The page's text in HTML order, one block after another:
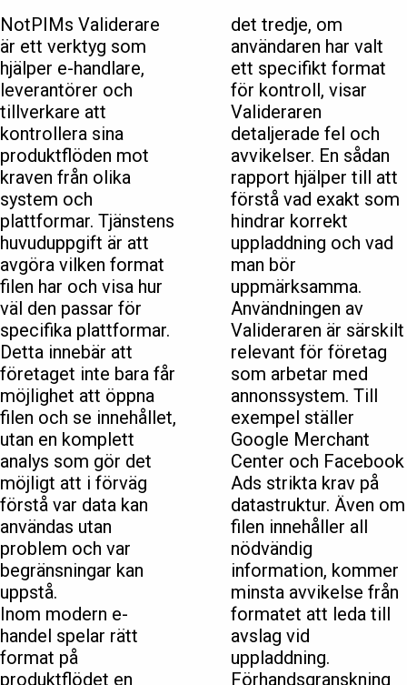
NotPIMs Validerare
är ett verktyg som
hjälper e-handlare,
leverantörer och
tillverkare att
kontrollera sina
produktflöden mot
kraven från olika
system och
plattformar. Tjänstens
huvuduppgift är att
avgöra vilken format
filen har och visa hur
väl den passar för
specifika plattformar.
Detta innebär att
företaget inte bara får
möjlighet att öppna
filen och se innehållet,
utan en komplett
analys som gör det
möjligt att i förväg
förstå var data kan
användas utan
problem och var
begränsningar kan
uppstå.
Inom modern e-
handel spelar rätt
format på
produktflödet en
det tredje, om
användaren har valt
ett specifikt format
för kontroll, visar
Valideraren
detaljerade fel och
avvikelser. En sådan
rapport hjälper till att
förstå vad exakt som
hindrar korrekt
uppladdning och vad
man bör
uppmärksamma.
Användningen av
Valideraren är särskilt
relevant för företag
som arbetar med
annonssystem. Till
exempel ställer
Google Merchant
Center och Facebook
Ads strikta krav på
datastruktur. Även om
filen innehåller all
nödvändig
information, kommer
minsta avvikelse från
formatet att leda till
avslag vid
uppladdning.
Förhandsgranskning